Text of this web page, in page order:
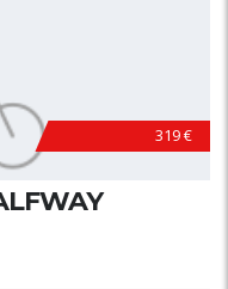
319 €